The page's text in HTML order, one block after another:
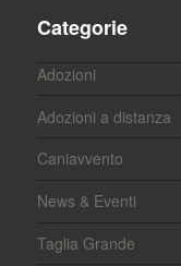
Categorie
Adozioni
Adozioni a distanza
Caniavvento
News & Eventi
Taglia Grande